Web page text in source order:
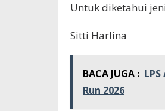
Untuk diketahui
Sitti Harlina
BACA JUGA :
Run 2026